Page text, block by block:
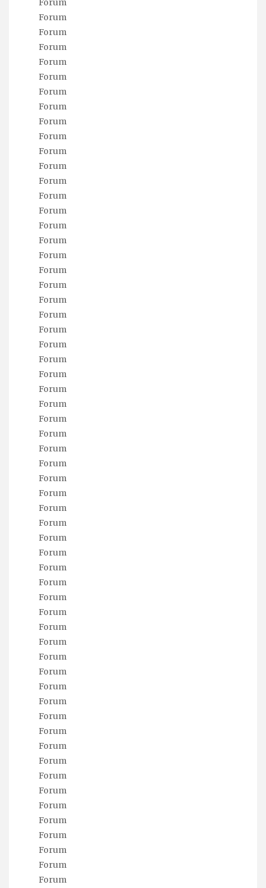
Forum
Forum
Forum
Forum
Forum
Forum
Forum
Forum
Forum
Forum
Forum
Forum
Forum
Forum
Forum
Forum
Forum
Forum
Forum
Forum
Forum
Forum
Forum
Forum
Forum
Forum
Forum
Forum
Forum
Forum
Forum
Forum
Forum
Forum
Forum
Forum
Forum
Forum
Forum
Forum
Forum
Forum
Forum
Forum
Forum
Forum
Forum
Forum
Forum
Forum
Forum
Forum
Forum
Forum
Forum
Forum
Forum
Forum
Forum
Forum